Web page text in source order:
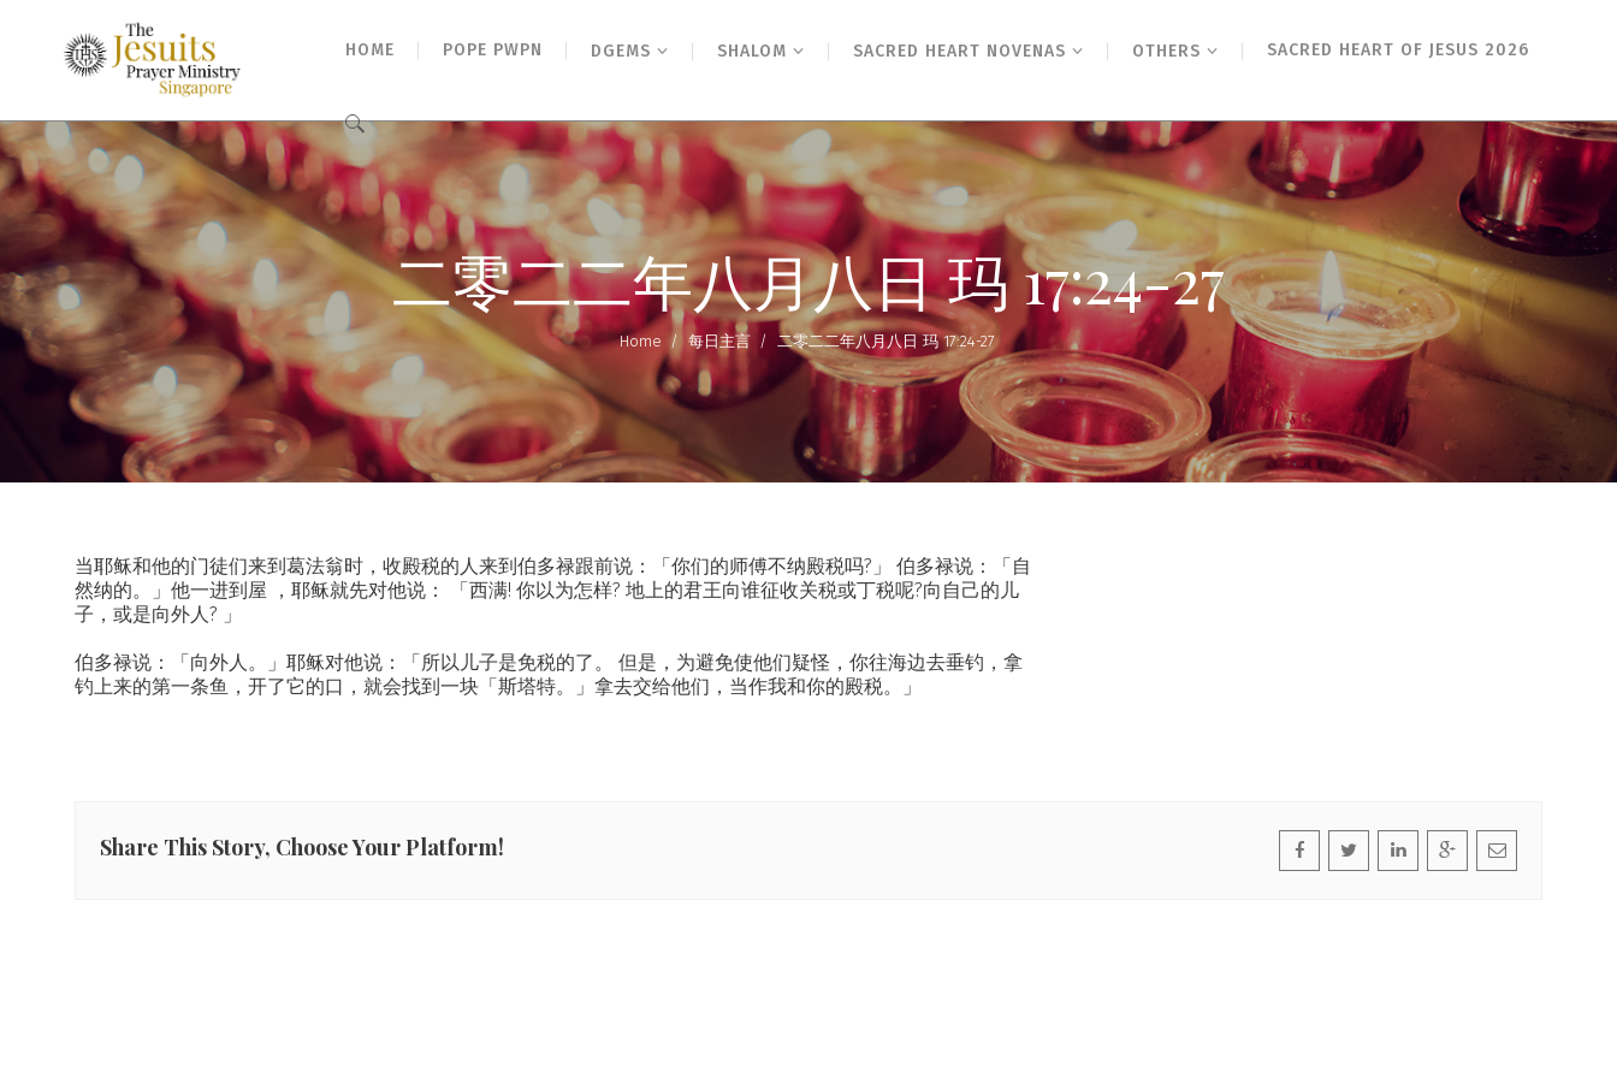
HOME POPE PWPN DGEMS SHALOM SACRED HEART NOVENAS OTHERS SACRED HEART OF JESUS 2026
Search
for:
二零二二年八月八日 玛 17:24-27
Home / 每日主言 / 二零二二年八月八日 玛 17:24-27
当耶稣和他的门徒们来到葛法翁时，收殿税的人来到伯多禄跟前说：「你们的师傅不纳殿税吗?」 伯多禄说：「自
然纳的。」他一进到屋 ，耶稣就先对他说： 「西满! 你以为怎样? 地上的君王向谁征收关税或丁税呢?向自己的儿
子，或是向外人? 」
伯多禄说：「向外人。」耶稣对他说：「所以儿子是免税的了。 但是，为避免使他们疑怪，你往海边去垂钓，拿
钓上来的第一条鱼，开了它的口，就会找到一块「斯塔特。」拿去交给他们，当作我和你的殿税。」
Share This Story, Choose Your Platform!